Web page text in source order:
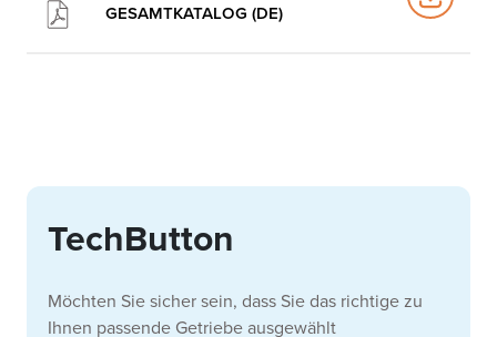
GESAMTKATALOG (DE)
TechButton
Möchten Sie sicher sein, dass Sie das richtige zu
Ihnen passende Getriebe ausgewählt